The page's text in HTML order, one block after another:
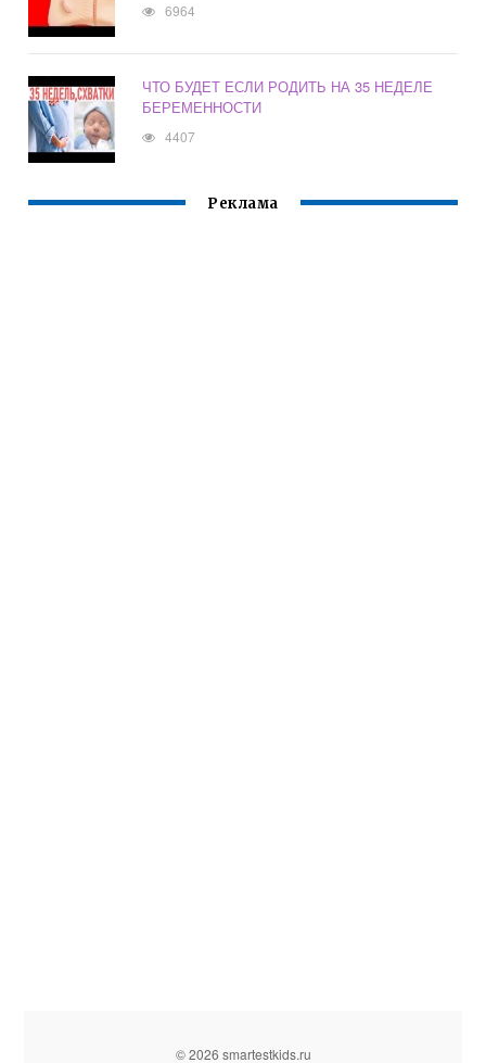
6964
ЧТО БУДЕТ ЕСЛИ РОДИТЬ НА 35 НЕДЕЛЕ
БЕРЕМЕННОСТИ
4407
Реклама
© 2026 smartestkids.ru